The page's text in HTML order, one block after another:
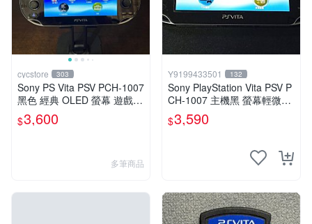
cycstore 303
Sony PS Vita PSV PCH-1007
黑色 經典 OLED 螢幕 遊戲掌
機 附充電線 經典收藏 掌上型
遊戲機
$3,600
多筆商品
Y9199433501 132
Sony PlayStation Vita PSV P
CH-1007 主機黑 螢幕輕微老
化 可安裝遊戲 系統3.74書
$3,590